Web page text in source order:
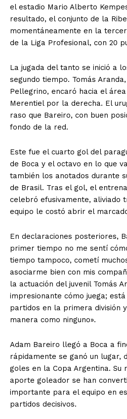
el estadio Mario Alberto
resultado, el conjunto de la
momentáneamente en la
de la Liga Profesional, con 20
La jugada del tanto se inició a
segundo tiempo. Tomás
Pellegrino, encaró hacia el
Merentiel por la derecha. El
raso que Bareiro, con buen
fondo de la red.
Este fue el cuarto gol del
de Boca y el octavo en lo que
también los anotados durante
de Brasil. Tras el gol, el
celebró efusivamente, aliviado
equipo le costó abrir el
En declaraciones posteriores,
primer tiempo no me sentí
tiempo tampoco, cometí
asociarme bien con mis
la actuación del juvenil Tomás
impresionante cómo juega;
partidos en la primera división
manera como ninguno».
Adam Bareiro llegó a Boca a
rápidamente se ganó un lugar,
goles en la Copa Argentina. Su
aporte goleador se han
importante para el equipo en
partidos decisivos.